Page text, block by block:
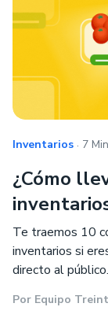
Inventarios . 7
¿Cómo
Te traemos 10
inventarios si
directo al
Por Equipo